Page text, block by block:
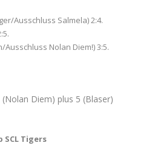
Ausschluss Salmela) 2:4.
Ausschluss Nolan Diem!) 3:5.
Diem) plus 5 (Blaser)
SCL Tigers